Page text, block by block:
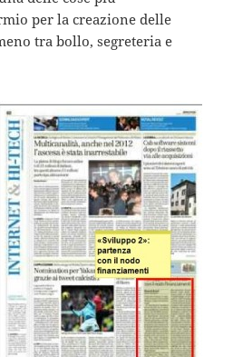
per la creazione delle
tra bollo, segreteria e